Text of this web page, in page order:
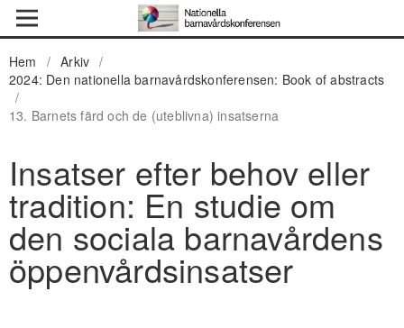
Hem / Arkiv /
2024: Den nationella barnavårdskonferensen: Book of abstracts
/
13. Barnets färd och de (uteblivna) insatserna
Insatser efter behov eller
tradition: En studie om
den sociala barnavårdens
öppenvårdsinsatser